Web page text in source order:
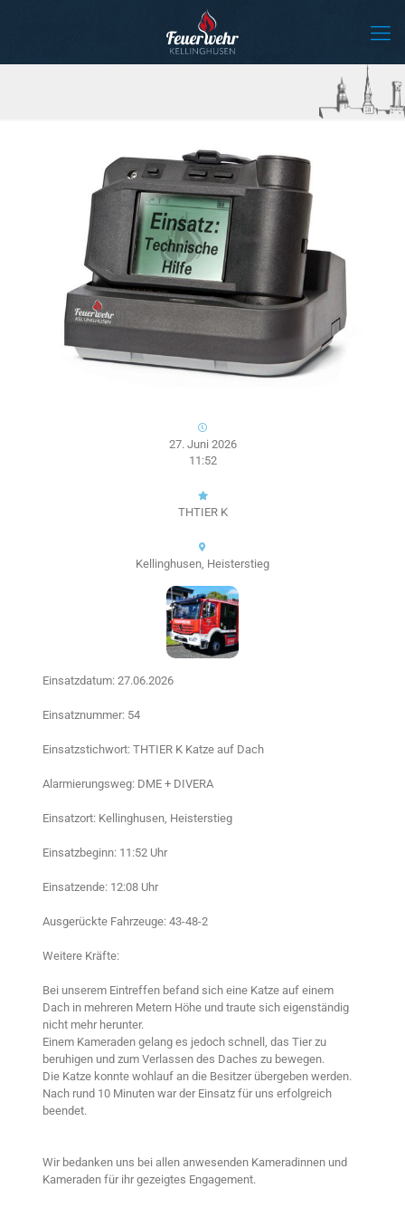
27. Juni 2026
11:52
THTIER K
Kellinghusen, Heisterstieg
Einsatzdatum: 27.06.2026
Einsatznummer: 54
Einsatzstichwort: THTIER K Katze auf Dach
Alarmierungsweg: DME + DIVERA
Einsatzort: Kellinghusen, Heisterstieg
Einsatzbeginn: 11:52 Uhr
Einsatzende: 12:08 Uhr
Ausgerückte Fahrzeuge: 43-48-2
Weitere Kräfte:
Bei unserem Eintreffen befand sich eine Katze auf einem
Dach in mehreren Metern Höhe und traute sich eigenständig
nicht mehr herunter.
Einem Kameraden gelang es jedoch schnell, das Tier zu
beruhigen und zum Verlassen des Daches zu bewegen.
Die Katze konnte wohlauf an die Besitzer übergeben werden.
Nach rund 10 Minuten war der Einsatz für uns erfolgreich
beendet.
Wir bedanken uns bei allen anwesenden Kameradinnen und
Kameraden für ihr gezeigtes Engagement.